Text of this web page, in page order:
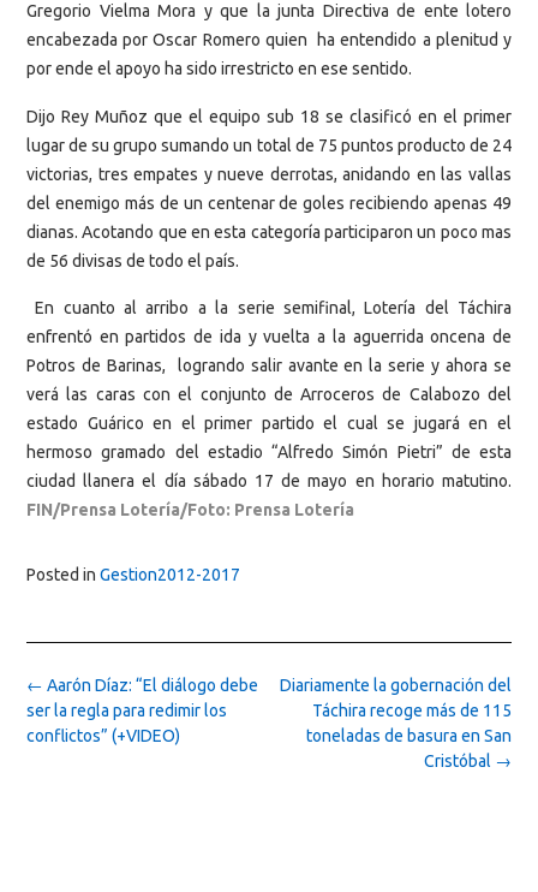
Gregorio Vielma Mora y que la junta Directiva de ente lotero
encabezada por Oscar Romero quien ha entendido a plenitud y
por ende el apoyo ha sido irrestricto en ese sentido.
Dijo Rey Muñoz que el equipo sub 18 se clasificó en el primer
lugar de su grupo sumando un total de 75 puntos producto de 24
victorias, tres empates y nueve derrotas, anidando en las vallas
del enemigo más de un centenar de goles recibiendo apenas 49
dianas. Acotando que en esta categoría participaron un poco mas
de 56 divisas de todo el país.
En cuanto al arribo a la serie semifinal, Lotería del Táchira
enfrentó en partidos de ida y vuelta a la aguerrida oncena de
Potros de Barinas, logrando salir avante en la serie y ahora se
verá las caras con el conjunto de Arroceros de Calabozo del
estado Guárico en el primer partido el cual se jugará en el
hermoso gramado del estadio “Alfredo Simón Pietri” de esta
ciudad llanera el día sábado 17 de mayo en horario matutino.
FIN/Prensa Lotería/Foto: Prensa Lotería
Posted in Gestion2012-2017
Post
navigation
Diariamente la gobernación del
Táchira recoge más de 115
toneladas de basura en San
Cristóbal →
← Aarón Díaz: “El diálogo debe
ser la regla para redimir los
conflictos” (+VIDEO)